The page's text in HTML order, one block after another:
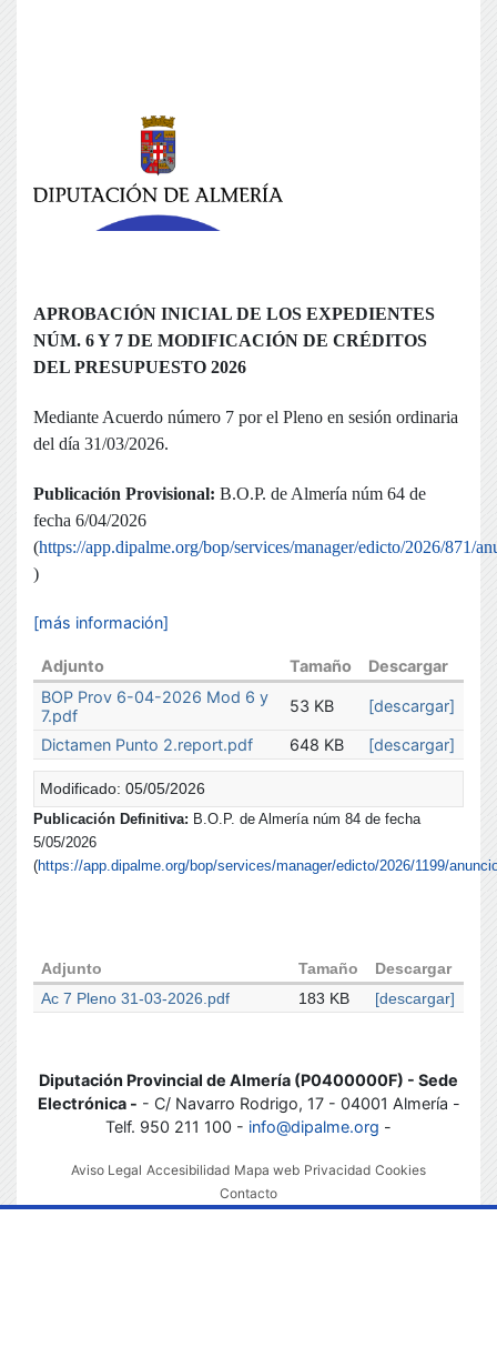
APROBACIÓN INICIAL DE LOS EXPEDIENTES
NÚM. 6 Y 7 DE MODIFICACIÓN DE CRÉDITOS
DEL PRESUPUESTO 2026
Mediante Acuerdo número 7 por el Pleno en sesión ordinaria
del día 31/03/2026.
Publicación Provisional: B.O.P. de Almería núm 64 de
fecha 6/04/2026
(https://app.dipalme.org/bop/services/manager/edicto/2026/871/
)
[más información]
Adjunto Tamaño
Descargar
BOP Prov 6-04-2026 Mod 6 y
7.pdf
53 KB [descargar]
Dictamen Punto 2.report.pdf 648 KB [descargar]
Modificado: 05/05/2026
Publicación Definitiva: B.O.P. de Almería núm 84 de fecha
5/05/2026
(https://app.dipalme.org/bop/services/manager/edicto/2026/1199/
Adjunto Tamaño
Descargar
Ac 7 Pleno 31-03-2026.pdf
183 KB [descargar]
Diputación Provincial de Almería (P0400000F) - Sede
Electrónica - - C/ Navarro Rodrigo, 17 - 04001 Almería -
Telf. 950 211 100 - info@dipalme.org -
Aviso Legal Accesibilidad Mapa web Privacidad Cookies
Contacto